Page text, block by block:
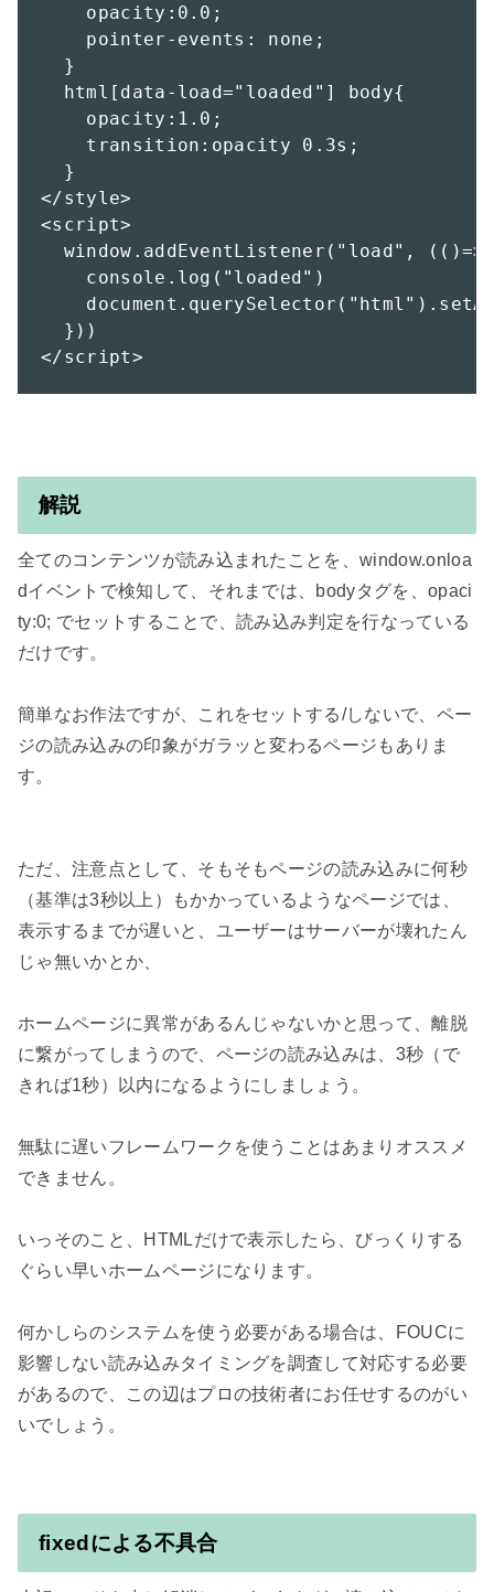
    opacity:0.0;
    pointer-events: none;
  }
  html[data-load="loaded"] body{
    opacity:1.0;
    transition:opacity 0.3s;
  }
</style>
<script>
window.addEventListener("load",
    console.log("loaded")
  }))
</script>
解説
全てのコンテンツが読み込まれたことを、window.onloa
dイベントで検知して、それまでは、bodyタグを、opaci
ty:0; でセットすることで、読み込み判定を行なっている
だけです。
簡単なお作法ですが、これをセットする/しないで、ペー
ジの読み込みの印象がガラッと変わるページもありま
す。
ただ、注意点として、そもそもページの読み込みに何秒
（基準は3秒以上）もかかっているようなページでは、
表示するまでが遅いと、ユーザーはサーバーが壊れたん
じゃ無いかとか、
ホームページに異常があるんじゃないかと思って、離脱
に繋がってしまうので、ページの読み込みは、3秒（で
きれば1秒）以内になるようにしましょう。
無駄に遅いフレームワークを使うことはあまりオススメ
できません。
いっそのこと、HTMLだけで表示したら、びっくりする
ぐらい早いホームページになります。
何かしらのシステムを使う必要がある場合は、FOUCに
影響しない読み込みタイミングを調査して対応する必要
があるので、この辺はプロの技術者にお任せするのがい
いでしょう。
fixedによる不具合